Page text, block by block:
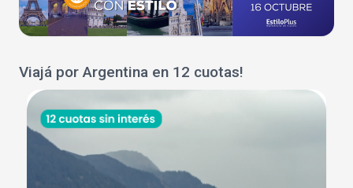
Viajá por Argentina en 12 cuotas!